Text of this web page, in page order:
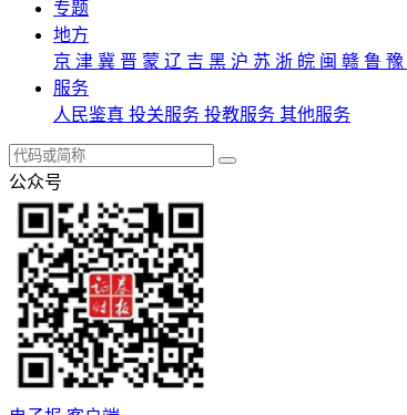
专题
地方
京 津 冀 晋 蒙 辽 吉 黑 沪 苏 浙 皖 闽 赣 鲁 豫
服务
人民鉴真 投关服务 投教服务 其他服务
公众号